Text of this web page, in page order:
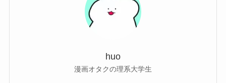
huo
漫画オタクの理系大学生